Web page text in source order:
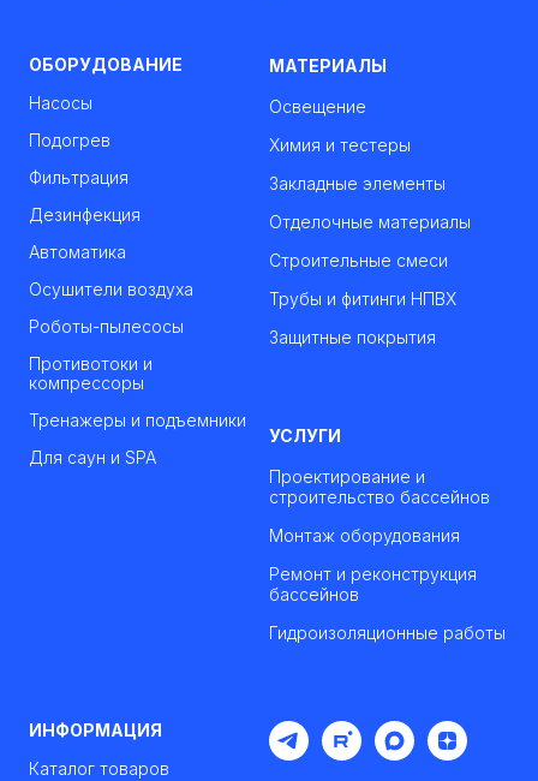
ОБОРУДОВАНИЕ
Насосы
Подогрев
Фильтрация
Дезинфекция
Автоматика
Осушители воздуха
Роботы-пылесосы
Противотоки и
компрессоры
Тренажеры и подъемники
Для саун и SPA
МАТЕРИАЛЫ
Освещение
Химия и тестеры
Закладные элементы
Отделочные материалы
Строительные смеси
Трубы и фитинги НПВХ
Защитные покрытия
УСЛУГИ
Проектирование и
строительство бассейнов
Монтаж оборудования
Ремонт и реконструкция
бассейнов
Гидроизоляционные работы
ИНФОРМАЦИЯ
Каталог товаров